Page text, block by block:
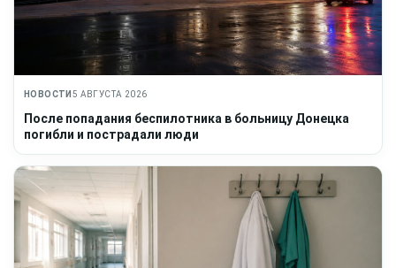
НОВОСТИ 5 АВГУСТА 2026
После попадания беспилотника в больницу Донецка
погибли и пострадали люди